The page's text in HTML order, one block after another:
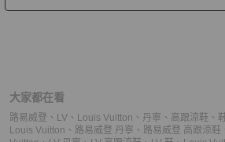
大家都在看
路易威登 、 LV 、 Louis Vuitton 、 丹寧 、 高跟涼鞋 、
Louis Vuitton 、 路易威登 丹寧 、 路易威登 高跟涼鞋